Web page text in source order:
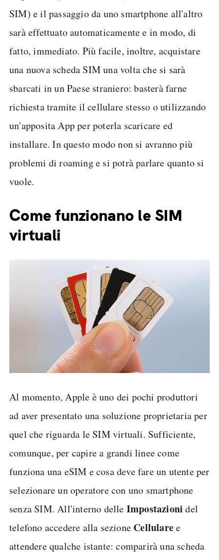
SIM) e il passaggio da uno smartphone all'altro
sarà effettuato automaticamente e in modo, di
fatto, immediato. Più facile, inoltre, acquistare
una nuova scheda SIM una volta che si sarà
sbarcati in un Paese straniero: basterà farne
richiesta tramite il cellulare stesso o utilizzando
un'apposita App per poterla scaricare ed
installare. In questo modo non si avranno più
problemi di roaming e si potrà parlare quanto si
vuole.
Come funzionano le SIM
virtuali
Al momento, Apple è uno dei pochi produttori
ad aver presentato una soluzione proprietaria per
quel che riguarda le SIM virtuali. Sufficiente,
comunque, per capire a grandi linee come
funziona una eSIM e cosa deve fare un utente per
selezionare un operatore con uno smartphone
senza SIM. All'interno delle Impostazioni del
telefono accedere alla sezione Cellularee
attendere qualche istante: comparirà una scheda